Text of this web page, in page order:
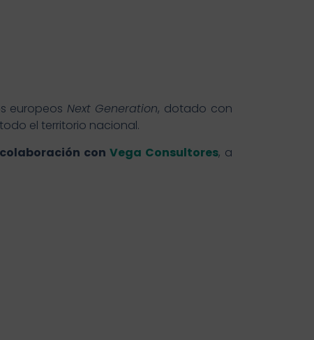
europeos Next Generation, dotado con
el territorio nacional.
con Vega Consultores, a